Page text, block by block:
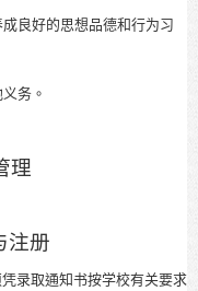
良好的思想品德和行为习
务。
理
注册
录取通知书按学校有关要求